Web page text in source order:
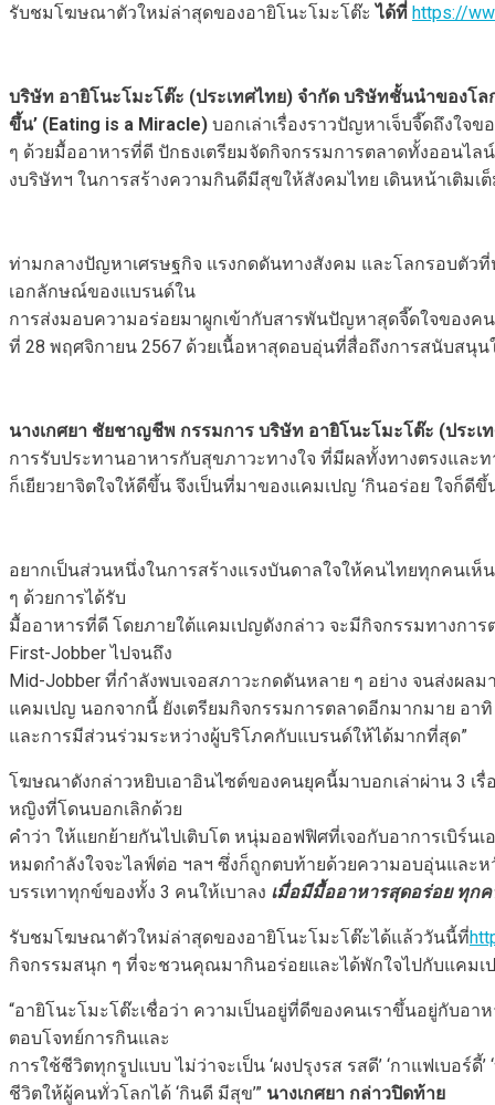
รับชมโฆษณาตัวใหม่ล่าสุดของอายิโนะโมะโต๊ะ ได้ที่ https://
บริษัท อายิโนะโมะโต๊ะ (ประเทศไทย) จำกัด บริษัทชั้นนำของโ
ขึ้น’ (Eating is a Miracle) บอกเล่าเรื่องราวปัญหาเจ็บจี๊ดถึงใจ
ๆ ด้วยมื้ออาหารที่ดี ปักธงเตรียมจัดกิจกรรมการตลาดทั้งออนไ
งบริษัทฯ ในการสร้างความกินดีมีสุขให้สังคมไทย เดินหน้าเติม
ท่ามกลางปัญหาเศรษฐกิจ แรงกดดันทางสังคม และโลกรอบตั
เอกลักษณ์ของแบรนด์ใน
การส่งมอบความอร่อยมาผูกเข้ากับสารพันปัญหาสุดจี๊ดใจของค
ที่ 28 พฤศจิกายน 2567 ด้วยเนื้อหาสุดอบอุ่นที่สื่อถึงการสนับสนุ
นางเกศยา ชัยชาญชีพ กรรมการ บริษัท อายิโนะโมะโต๊ะ (ประเ
การรับประทานอาหารกับสุขภาวะทางใจ ที่มีผลทั้งทางตรงแล
ก็เยียวยาจิตใจให้ดีขึ้น จึงเป็นที่มาของแคมเปญ ‘กินอร่อย ใจก็ดีขึ้
อยากเป็นส่วนหนึ่งในการสร้างแรงบันดาลใจให้คนไทยทุกคนเห็
ๆ ด้วยการได้รับ
มื้ออาหารที่ดี โดยภายใต้แคมเปญดังกล่าว จะมีกิจกรรมทางกา
First-Jobber ไปจนถึง
Mid-Jobber ที่กำลังพบเจอสภาวะกดดันหลาย ๆ อย่าง จนส่งผล
แคมเปญ นอกจากนี้ ยังเตรียมกิจกรรมการตลาดอีกมากมาย อ
และการมีส่วนร่วมระหว่างผู้บริโภคกับแบรนด์ให้ได้มากที่สุด”
โฆษณาดังกล่าวหยิบเอาอินไซต์ของคนยุคนี้มาบอกเล่าผ่าน 3
หญิงที่โดนบอกเลิกด้วย
คำว่า ให้แยกย้ายกันไปเติบโต หนุ่มออฟฟิศที่เจอกับอาการเบิร์
หมดกำลังใจจะไลฟ์ต่อ ฯลฯ ซึ่งก็ถูกตบท้ายด้วยความอบอุ่นและ
บรรเทาทุกข์ของทั้ง 3 คนให้เบาลง เมื่อมีมื้ออาหารสุดอร่อย ทุก
รับชมโฆษณาตัวใหม่ล่าสุดของอายิโนะโมะโต๊ะได้แล้ววันนี้ที่
กิจกรรมสนุก ๆ ที่จะชวนคุณมากินอร่อยและได้พักใจไปกับแคมเป
“อายิโนะโมะโต๊ะเชื่อว่า ความเป็นอยู่ที่ดีของคนเราขึ้นอยู่กับอ
ตอบโจทย์การกินและ
การใช้ชีวิตทุกรูปแบบ ไม่ว่าจะเป็น ‘ผงปรุงรส รสดี’ ‘กาแฟเบอ
ชีวิตให้ผู้คนทั่วโลกได้ ‘กินดี มีสุข’” นางเกศยา กล่าวปิดท้าย